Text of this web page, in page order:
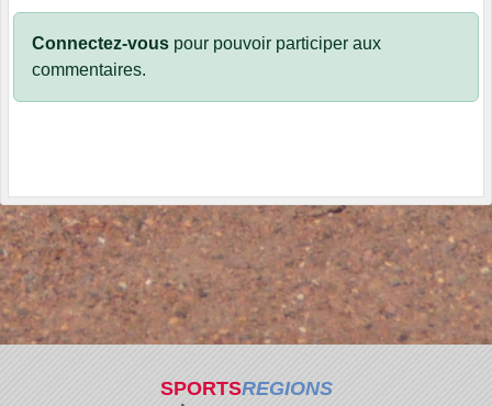
Connectez-vous pour pouvoir participer aux
commentaires.
SPORTSREGIONS